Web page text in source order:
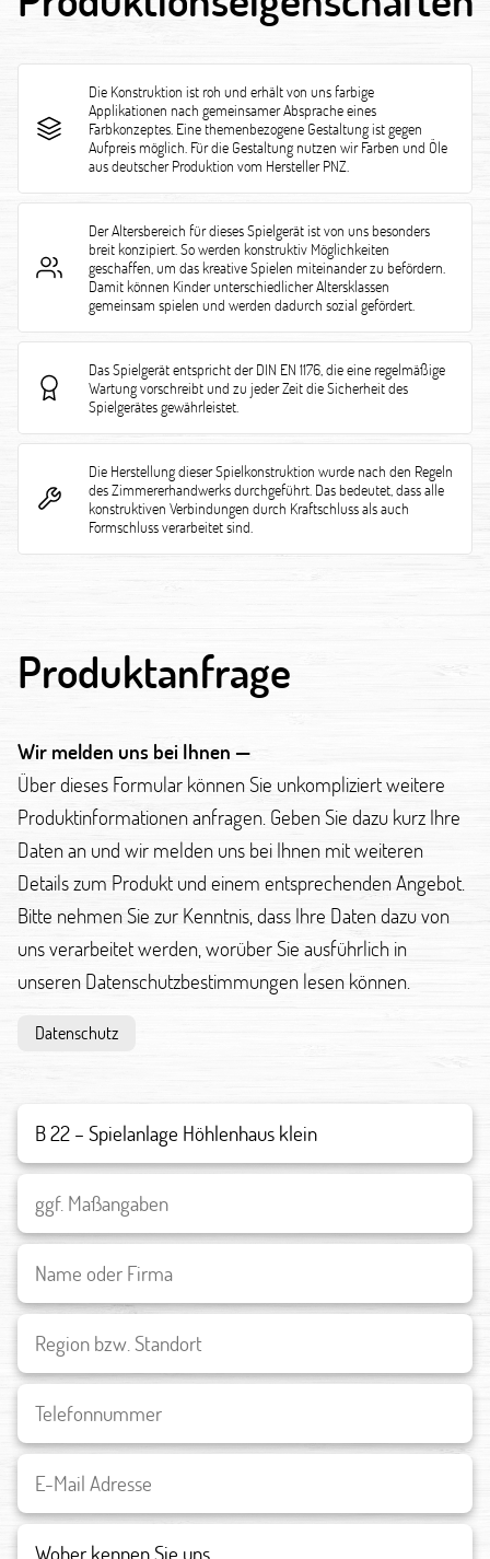
Die Konstruktion ist roh und erhält von uns farbige
Applikationen nach gemeinsamer Absprache eines
Farbkonzeptes. Eine themenbezogene Gestaltung ist gegen
Aufpreis möglich. Für die Gestaltung nutzen wir Farben und Öle
aus deutscher Produktion vom Hersteller PNZ.
Der Altersbereich für dieses Spielgerät ist von uns besonders
breit konzipiert. So werden konstruktiv Möglichkeiten
geschaffen, um das kreative Spielen miteinander zu befördern.
Damit können Kinder unterschiedlicher Altersklassen
gemeinsam spielen und werden dadurch sozial gefördert.
Das Spielgerät entspricht der DIN EN 1176, die eine regelmäßige
Wartung vorschreibt und zu jeder Zeit die Sicherheit des
Spielgerätes gewährleistet.
Die Herstellung dieser Spielkonstruktion wurde nach den Regeln
des Zimmererhandwerks durchgeführt. Das bedeutet, dass alle
konstruktiven Verbindungen durch Kraftschluss als auch
Formschluss verarbeitet sind.
Produktanfrage
Wir melden uns bei Ihnen —
Über dieses Formular können Sie unkompliziert weitere
Produktinformationen anfragen. Geben Sie dazu kurz Ihre
Daten an und wir melden uns bei Ihnen mit weiteren
Details zum Produkt und einem entsprechenden Angebot.
Bitte nehmen Sie zur Kenntnis, dass Ihre Daten dazu von
uns verarbeitet werden, worüber Sie ausführlich in
unseren Datenschutzbestimmungen lesen können.
Datenschutz